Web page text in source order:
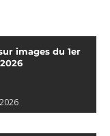
images du 1er